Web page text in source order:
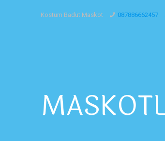
Kostum Badut Maskot 087886662457